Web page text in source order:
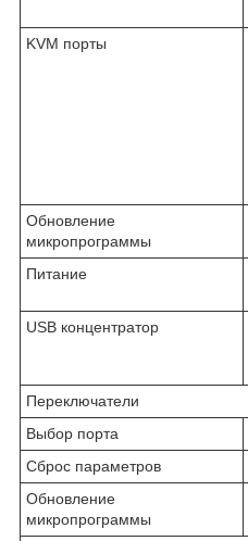
KVM порты
Обновление
микропрограммы
Питание
USB концентратор
Переключатели
Выбор порта
Сброс параметров
Обновление
микропрограммы